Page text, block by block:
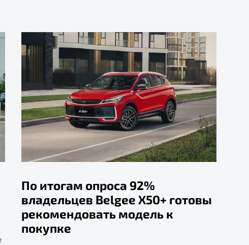
По итогам опроса 92%
владельцев Belgee X50+ готовы
рекомендовать модель к
покупке